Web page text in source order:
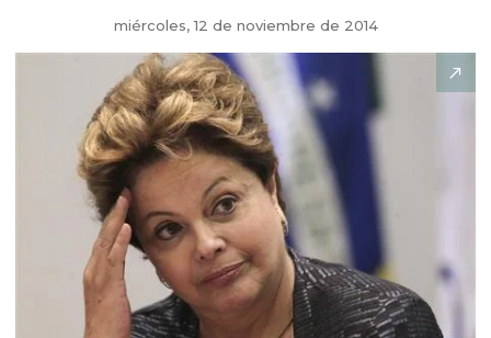
miércoles, 12 de noviembre de 2014